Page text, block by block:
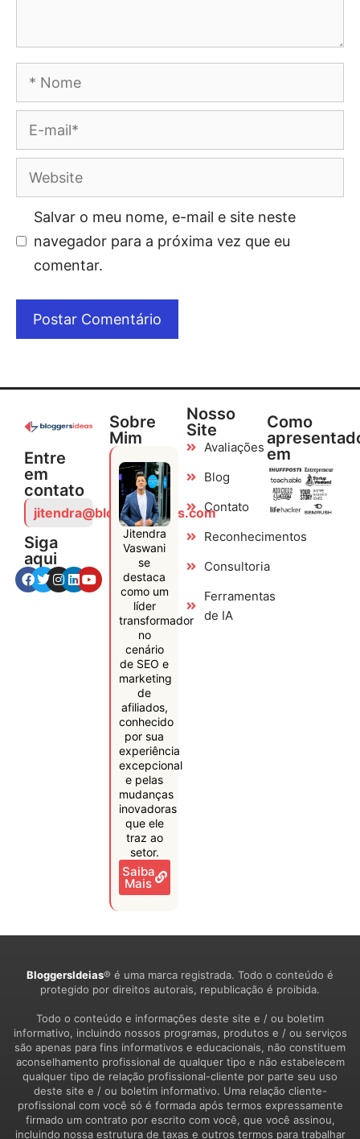
Salvar o meu nome, e-mail e site neste
navegador para a próxima vez que eu
comentar.
Entre
em
contato
jitendra@bloggersideas.com
Siga
aqui
Sobre
Mim
Jitendra
Vaswani
se
destaca
como um
líder
transformador
no
cenário
de SEO e
marketing
de
afiliados,
conhecido
por sua
experiência
excepcional
e pelas
mudanças
inovadoras
que ele
traz ao
setor.
Saiba
Mais
Nosso
Site
Avaliações
Blog
Contato
Reconhecimentos
Consultoria
Ferramentas
de IA
Como
em
BloggersIdeias® é uma marca registrada. Todo o conteúdo é
protegido por direitos autorais, republicação é proibida.
Todo o conteúdo e informações deste site e / ou boletim
informativo, incluindo nossos programas, produtos e / ou serviços
são apenas para fins informativos e educacionais, não constituem
aconselhamento profissional de qualquer tipo e não estabelecem
qualquer tipo de relação profissional-cliente por parte seu uso
deste site e / ou boletim informativo. Uma relação cliente-
profissional com você só é formada após termos expressamente
firmado um contrato por escrito com você, que você assinou,
incluindo nossa estrutura de taxas e outros termos para trabalhar